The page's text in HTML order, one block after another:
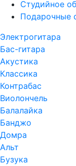
Студийное
Подарочные
Электрогитара
Бас-гитара
Акустика
Классика
Контрабас
Виолончель
Балалайка
Банджо
Домра
Альт
Бузука